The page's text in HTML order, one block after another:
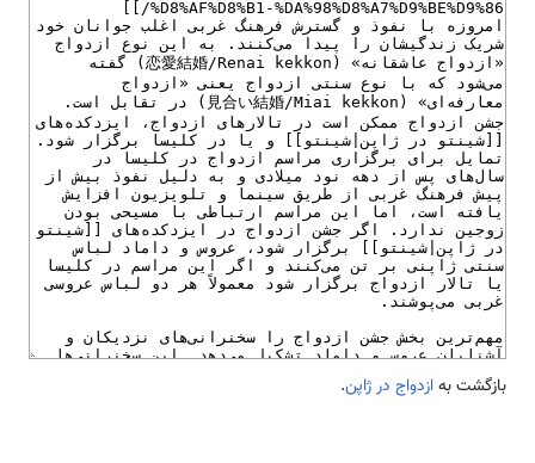
بازگشت بهازدواج در ژاپن.